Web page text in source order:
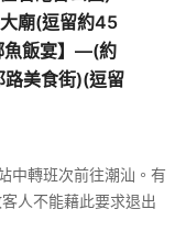
廟(逗留約45
魚飯宴】—(約
美食街)(逗留
中轉班次前往潮汕。有
人不能藉此要求退出